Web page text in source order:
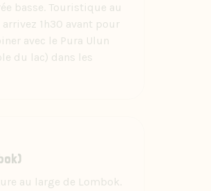
basse. Touristique au
1h30 avant pour
avec le Pura Ulun
du lac) dans les
au large de Lombok.